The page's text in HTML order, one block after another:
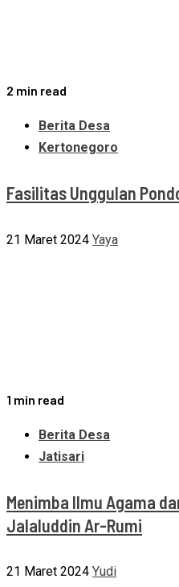
2 min read
Berita Desa
Kertonegoro
Fasilitas Unggulan
21 Maret 2024 Yaya
1 min read
Berita Desa
Jatisari
Menimba Ilmu Agama
Jalaluddin Ar-Rumi
21 Maret 2024 Yudi